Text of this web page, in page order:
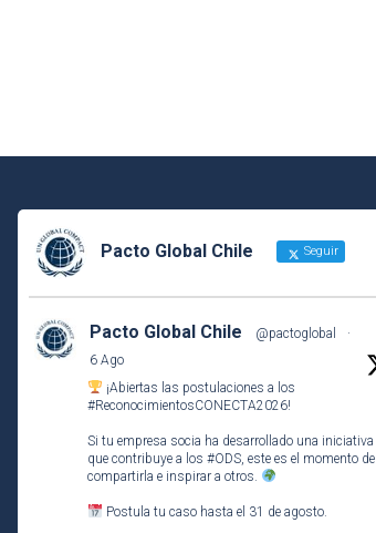
Pacto Global Chile Seguir
Pacto Global Chile @pactoglobal
·
6 Ago
¡Abiertas las postulaciones a los
#ReconocimientosCONECTA2026!
Si tu empresa socia ha desarrollado una iniciativa
que contribuye a los #ODS, este es el momento de
compartirla e inspirar a otros.
Postula tu caso hasta el 31 de agosto.